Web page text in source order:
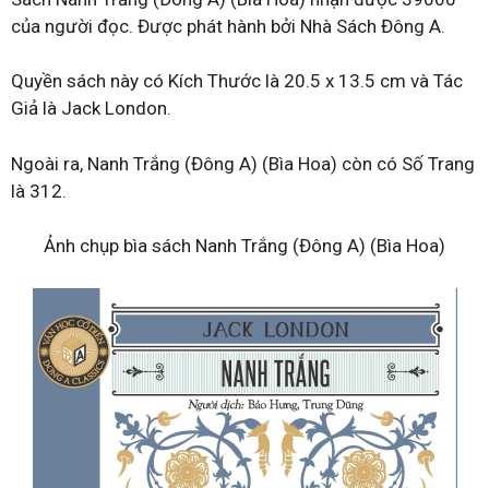
của người đọc. Được phát hành bởi Nhà Sách Đông A.
Quyền sách này có Kích Thước là 20.5 x 13.5 cm và Tác
Giả là Jack London.
Ngoài ra, Nanh Trắng (Đông A) (Bìa Hoa) còn có Số Trang
là 312.
Ảnh chụp bìa sách Nanh Trắng (Đông A) (Bìa Hoa)